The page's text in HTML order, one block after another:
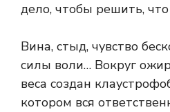
дело, чтобы решить, что
Вина, стыд, чувство
силы воли… Вокруг
веса создан
котором вся